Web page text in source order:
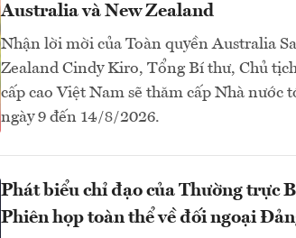
Australia và New Zealand
Nhận lời mời của Toàn quyền Australia
Zealand Cindy Kiro, Tổng Bí thư, Chủ
cấp cao Việt Nam sẽ thăm cấp Nhà nước
ngày 9 đến 14/8/2026.
Phát biểu chỉ đạo của Thường trực
Phiên họp toàn thể về đối ngoại